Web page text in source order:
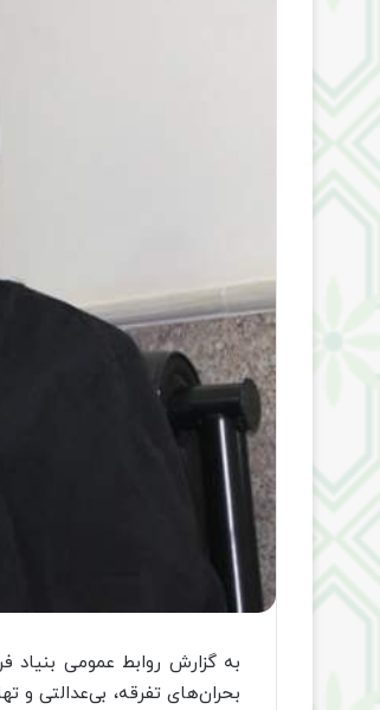
به گزارش روابط عمومی
بحران‌های تفرقه، بی‌عدالتی